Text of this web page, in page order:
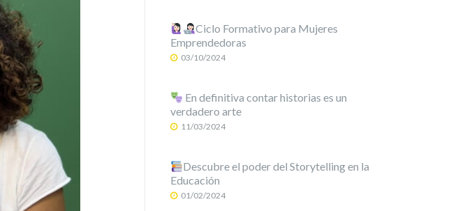
Ciclo Formativo para Mujeres
Emprendedoras
03/10/2024
En definitiva contar historias es un
verdadero arte
11/03/2024
Descubre el poder del Storytelling en la
Educación
01/02/2024